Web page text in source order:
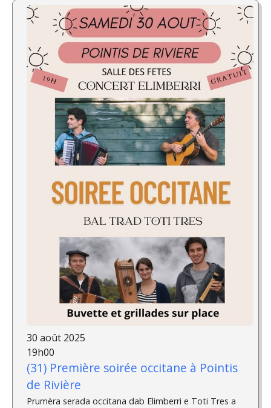
30 août 2025
19h00
(31) Première soirée occitane à Pointis
de Rivière
Prumèra serada occitana dab Elimberri e Toti Tres a